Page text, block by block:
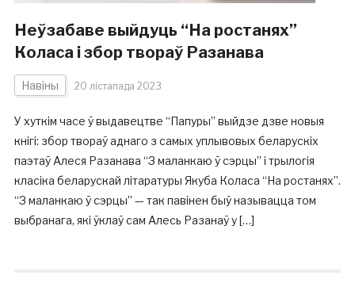
Неўзабаве выйдуць “На ростанях”
Коласа і збор твораў Разанава
Навіны 20 лістапада 2023
У хуткім часе ў выдавецтве “Папуры” выйдзе дзве новыя
кнігі: збор твораў аднаго з самых уплывовых беларускіх
паэтаў Алеся Разанава “З маланкаю ў сэрцы” і трылогія
класіка беларускай літаратуры Якуба Коласа “На ростанях”.
“З маланкаю ў сэрцы” — так павінен быў называцца том
выбранага, які ўклаў сам Алесь Разанаў у […]